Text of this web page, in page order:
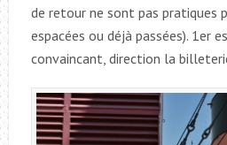
de retour ne sont pas pratiques
espacées ou déjà passées). 1er
convaincant, direction la